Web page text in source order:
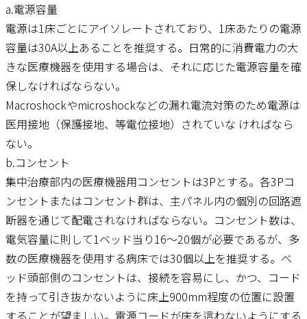
a.電源容量
電源は1床ごとにアイソレートされており、1床あたりの電源
容量は30A以上あることを推奨する。日常的に消費電力の大
きな医療機器を使用する場合は、それに応じた電源容量を確
保しなければならない。
Macroshockやmicroshockなどの漏れ電流対策のため電源は
医用接地（保護接地、等電位接地）されていな ければなら
ない。
b.コンセント
集中治療部内の医療機器用コンセントは3Pとする。各3Pコ
ンセントまたはコンセント群は、主パネル内の個別の回路遮
断器を通じて配電されなければならない。コンセント数は、
電気容量に則して1ベッド当り16～20個が必要であるが、多
数の医療機器を使用する病床では30個以上を推奨する。ベ
ッド頭部側のコンセントは、接続を容易にし、かつ、コード
を持って引き抜かないように床上900mm程度の位置に設置
することが望ましい。電源コードが床を這わないようにする